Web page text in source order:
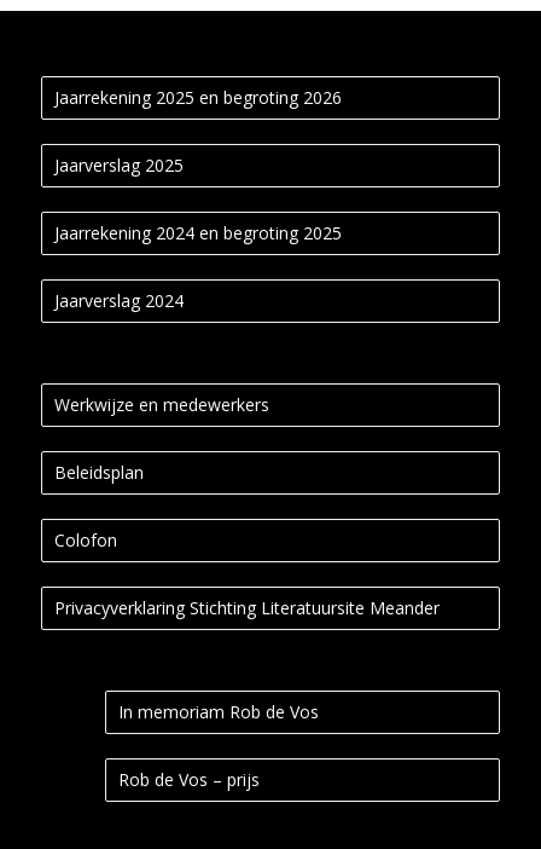
Jaarrekening 2025 en begroting 2026
Jaarverslag 2025
Jaarrekening 2024 en begroting 2025
Jaarverslag 2024
Werkwijze en medewerkers
Beleidsplan
Colofon
Privacyverklaring Stichting Literatuursite Meander
In memoriam Rob de Vos
Rob de Vos – prijs